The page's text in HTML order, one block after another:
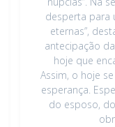
desperta para
eternas”,
antecipação
hoje que
Assim, o hoje
esperança.
do esposo,